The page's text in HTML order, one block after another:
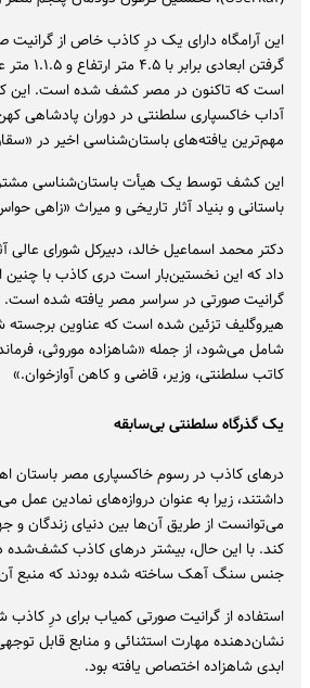
این آرامگاه دارای یک درِ کاذب خاص از گرانیت
گرفتن
است که تاکنون در مصر کشف شده است. این
آداب خاکسپاری سلطنتی در دوران پادشاهی
مهم‌ترین یافته‌های باستان‌شناسی اخیر در
این کشف توسط یک هیأت باستان‌شناسی مشترک
باستانی و بنیاد آثار تاریخی و میراث «زاهی
دکتر محمد اسماعیل خالد، دبیرکل شورای عالی
داد که این نخستین‌بار است دری کاذب با چنین
گرانیت صورتی در سراسر مصر یافته شده است.
شامل می‌شود، از جمله «شاهزاده موروثی،
کاتب سلطنتی، وزیر، قاضی و کاهن آوازخوان.»
یک گذرگاه سلطنتی بی‌سابقه
درهای کاذب در رسوم خاکسپاری مصر باستان
داشتند، زیرا به عنوان دروازه‌های نمادین عمل
می‌توانست از طریق آن‌ها بین دنیای زندگان
کند. با این حال، بیشتر درهای کاذب کشف‌شده
جنس سنگ آهک ساخته شده بودند که منبع آن
نشان‌دهنده مهارت استثنائی و منابع قابل
ابدی شاهزاده اختصاص یافته بود.